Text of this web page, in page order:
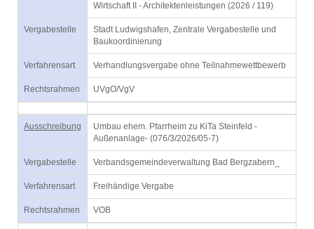
Wirtschaft II - Architektenleistungen (2026 / 119)
Vergabestelle
Stadt Ludwigshafen, Zentrale Vergabestelle und
Baukoordinierung
Verfahrensart Verhandlungsvergabe ohne Teilnahmewettbewerb
Rechtsrahmen UVgO/VgV
Ausschreibung
Umbau ehem. Pfarrheim zu KiTa Steinfeld -
Außenanlage- (076/3/2026/05-7)
Vergabestelle Verbandsgemeindeverwaltung Bad Bergzabern_
Verfahrensart Freihändige Vergabe
Rechtsrahmen VOB